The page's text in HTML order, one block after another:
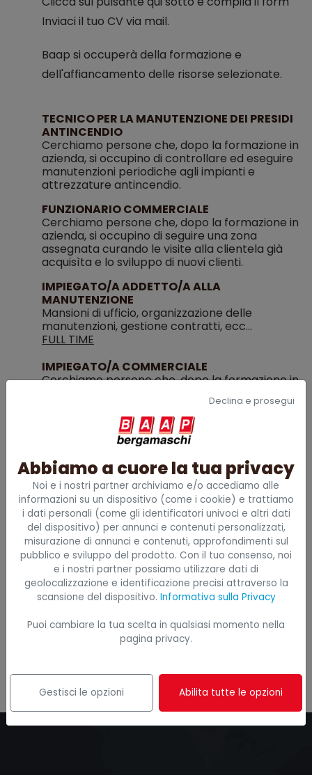
Inviaci il tuo CV via mail.
Baap si occuperà della formazione e
dell'affiancamento delle risorse selezionate.
TECNICO PER LA MANUTENZIONE DEI PRESIDI
ANTINCENDIO
Cerchiamo persone che, dopo la formazione in
azienda, si occupino di controllare ed eseguire
manutenzioni periodiche agli impianti e
attrezzature antincendio.
FUNZIONARIO COMMERCIALE
Cerchiamo persone che, dopo la formazione in
azienda, si occupino di seguire una zona
assegnata curando le visite alla clientela già
acquisìta e lo sviluppo di nuovi clienti.
IMPIEGATO/A ADDETTO/A ALLA
MANUTENZIONE
Mansioni di ufficio, organizzazione delle
manutenzioni, gestione contratti, ecc…
FULL TIME
IMPIEGATO/A COMMERCIALE
Cerchiamo persone che, dopo la formazione in
commerciale e portando a termine mansioni
anche di tipo finanziario e organizzativo
ADDETTO/A ALLA MANUTENZIONE
appartenente alle categorie protette(ai
sensi dell’art. 1 della Legge 68/1999)
IMPIEGATO/A AMMINISTRATIVO/A
appartenente alle categorie protette(ai
sensi dell’art. 1 della Legge 68/1999)
COMPILA IL MODULO
Declina e prosegui
Abbiamo a cuore la tua privacy
Noi e i nostri partner archiviamo e/o accediamo alle
informazioni su un dispositivo (come i cookie) e trattiamo
i dati personali (come gli identificatori univoci e altri dati
del dispositivo) per annunci e contenuti personalizzati,
misurazione di annunci e contenuti, approfondimenti sul
pubblico e sviluppo del prodotto. Con il tuo consenso, noi
e i nostri partner possiamo utilizzare dati di
geolocalizzazione e identificazione precisi attraverso la
scansione del dispositivo. Informativa sulla Privacy
Puoi cambiare la tua scelta in qualsiasi momento nella
pagina privacy.
Gestisci le opzioni Abilita tutte le opzioni